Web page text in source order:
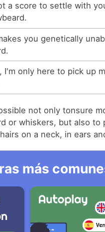
a score to settle with
you genetically
I'm only here to pick up
not only tonsure
or whiskers, but also to
on a neck, in ears
más